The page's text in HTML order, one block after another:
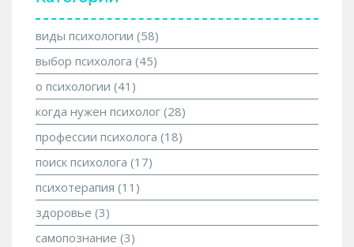
виды психологии (58)
выбор психолога (45)
о психологии (41)
когда нужен психолог (28)
профессии психолога (18)
поиск психолога (17)
психотерапия (11)
здоровье (3)
самопознание (3)